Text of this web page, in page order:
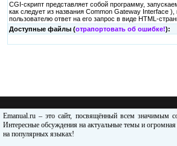
CGI-скрипт представляет собой программу,
как следует из названия Common Gateway Interface
пользователю ответ на его запрос в виде HTML-
Доступные файлы (отрапортовать об ошибке!):
Emanual.ru – это сайт, посвящённый всем значимым
Интересные обсуждения на актуальные темы и
на популярных языках!